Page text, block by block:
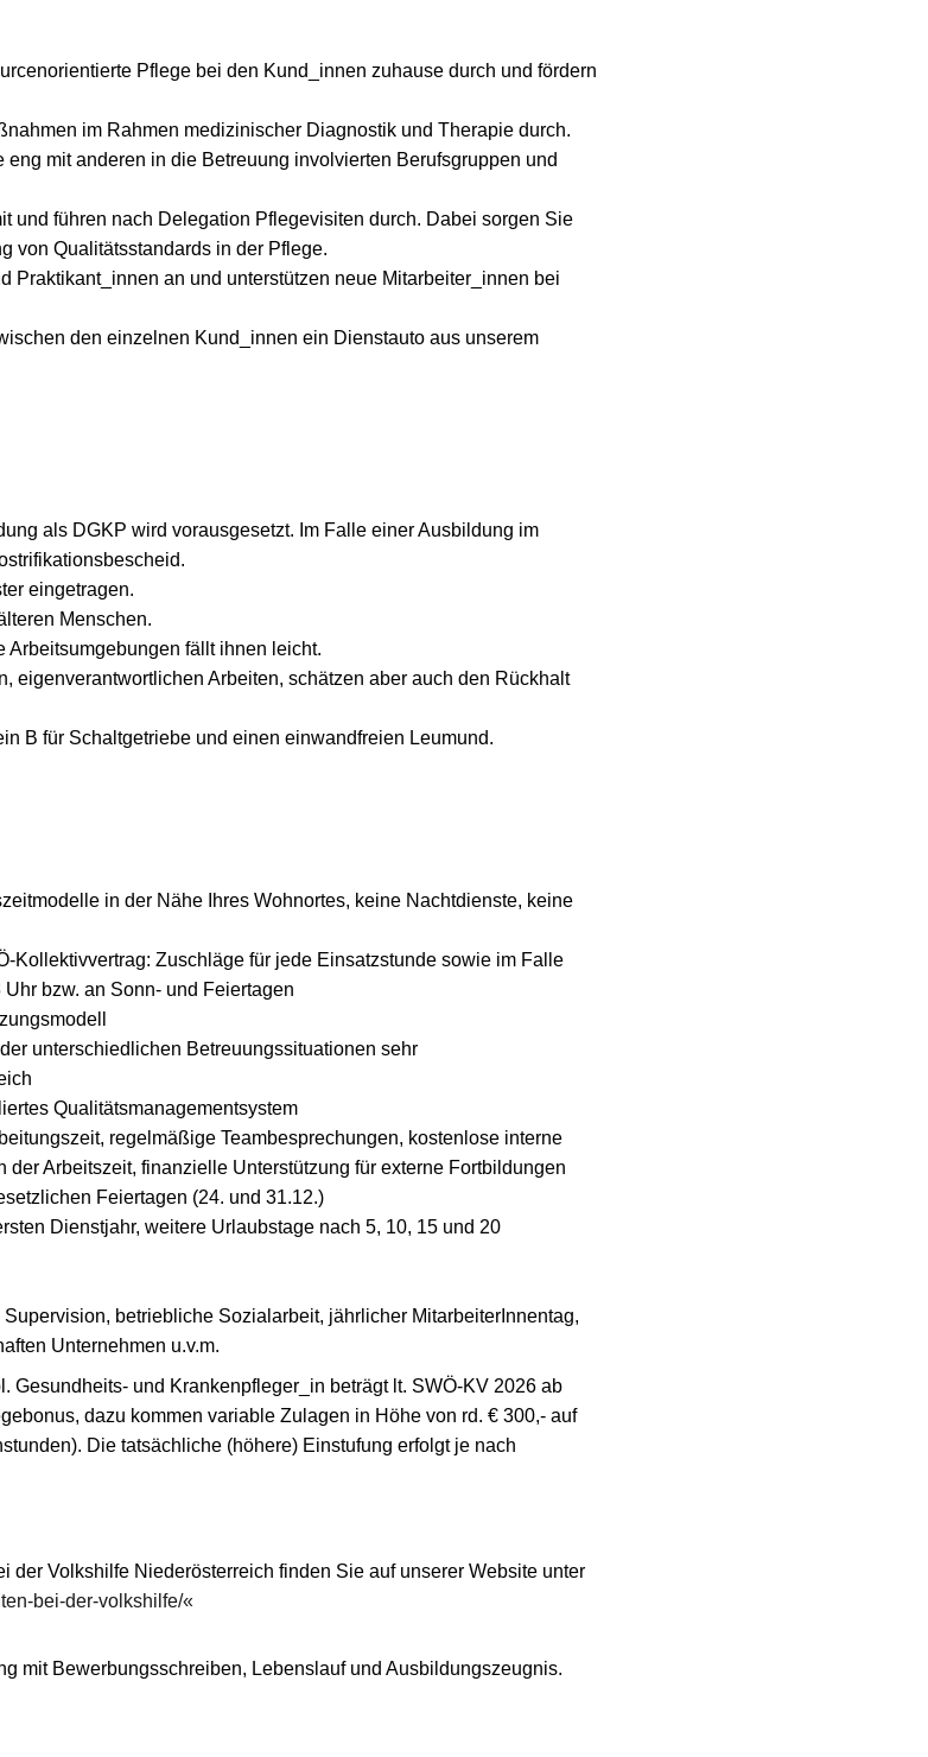
Pflege bei den Kund_innen zuhause durch und fördern
im Rahmen medizinischer Diagnostik und Therapie durch.
mit anderen in die Betreuung involvierten Berufsgruppen und
und führen nach Delegation Pflegevisiten durch. Dabei sorgen Sie
von Qualitätsstandards in der Pflege.
Praktikant_innen an und unterstützen neue Mitarbeiter_innen bei
den einzelnen Kund_innen ein Dienstauto aus unserem
als DGKP wird vorausgesetzt. Im Falle einer Ausbildung im
eingetragen.
Menschen.
fällt ihnen leicht.
eigenverantwortlichen Arbeiten, schätzen aber auch den Rückhalt
B für Schaltgetriebe und einen einwandfreien Leumund.
in der Nähe Ihres Wohnortes, keine Nachtdienste, keine
Kollektivvertrag: Zuschläge für jede Einsatzstunde sowie im Falle
bzw. an Sonn- und Feiertagen
unterschiedlichen Betreuungssituationen sehr
Qualitätsmanagementsystem
regelmäßige Teambesprechungen, kostenlose interne
der Arbeitszeit, finanzielle Unterstützung für externe Fortbildungen
Feiertagen (24. und 31.12.)
Dienstjahr, weitere Urlaubstage nach 5, 10, 15 und 20
betriebliche Sozialarbeit, jährlicher MitarbeiterInnentag,
Unternehmen u.v.m.
Gesundheits- und Krankenpfleger_in beträgt lt. SWÖ-KV 2026 ab
dazu kommen variable Zulagen in Höhe von rd. € 300,- auf
Die tatsächliche (höhere) Einstufung erfolgt je nach
der Volkshilfe Niederösterreich finden Sie auf unserer Website unter
bei-der-volkshilfe/
mit Bewerbungsschreiben, Lebenslauf und Ausbildungszeugnis.